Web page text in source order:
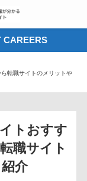
転職サイトのメリットや
トおすす
職サイト
介